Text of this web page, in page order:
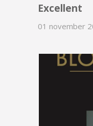
Excellent
01 november